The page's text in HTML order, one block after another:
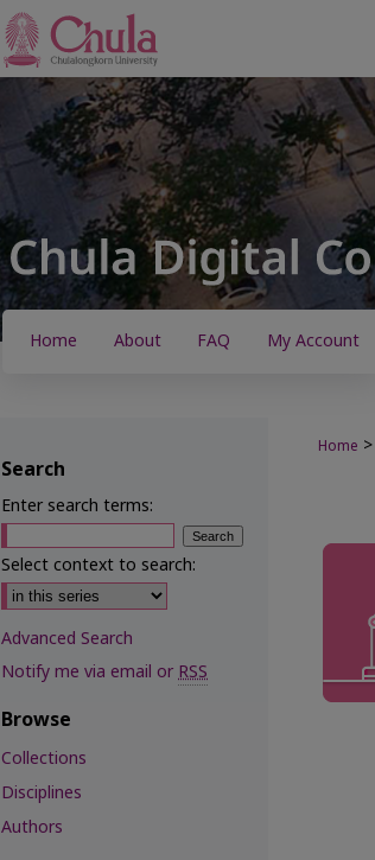
Home About FAQ My Account
Home >
Search
Enter search terms:
Select context to search:
Advanced Search
Notify me via email orRSS
Browse
Collections
Disciplines
Authors